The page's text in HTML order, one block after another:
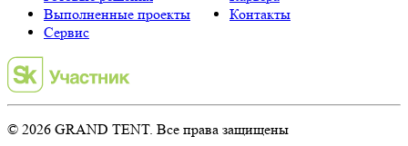
Выполненные проекты
Сервис
Контакты
© 2026 GRAND TENT. Все права защищены